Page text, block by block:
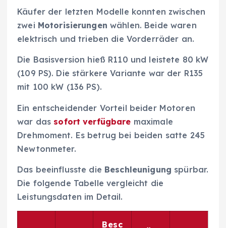
Käufer der letzten Modelle konnten zwischen
zwei Motorisierungen wählen. Beide waren
elektrisch und trieben die Vorderräder an.
Die Basisversion hieß R110 und leistete 80 kW
(109 PS). Die stärkere Variante war der R135
mit 100 kW (136 PS).
Ein entscheidender Vorteil beider Motoren
war das sofort verfügbare maximale
Drehmoment. Es betrug bei beiden satte 245
Newtonmeter.
Das beeinflusste die Beschleunigung spürbar.
Die folgende Tabelle vergleicht die
Leistungsdaten im Detail.
Besc